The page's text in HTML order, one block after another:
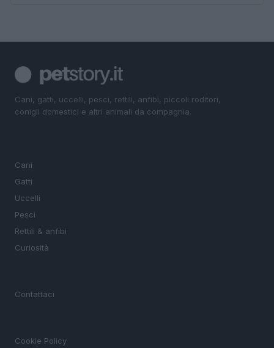
Cani, gatti, uccelli, pesci, rettili, anfibi, piccoli roditori,
conigli domestici e altri animali da compagnia.
Cani
Gatti
Uccelli
Pesci
Rettili & anfibi
Curiosità
Contattaci
Cookie Policy